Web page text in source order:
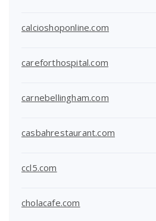
calcioshoponline.com
careforthospital.com
carnebellingham.com
casbahrestaurant.com
ccl5.com
cholacafe.com